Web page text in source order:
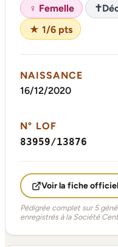
♀ Femelle ✝
★ 1/6 pts
NAISSANCE
16/12/2020
N° LOF
83959/13876
Voir la fiche
Pédigrée complet sur 5
enregistrés à la Société